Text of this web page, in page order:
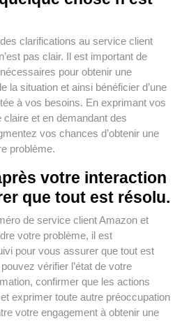
clarifications au service client
pas clair. Il est important de
pour obtenir une
la situation et ainsi bénéficier d’une
à vos besoins. En exprimant vos
et en demandant des
vos chances d’obtenir une
problème.
votre interaction
que tout est résolu.
de service client Amazon et
votre problème, il est
pour vous assurer que tout est
vérifier l’état de votre
confirmer que les actions
exprimer toute autre préoccupation
votre engagement à obtenir une